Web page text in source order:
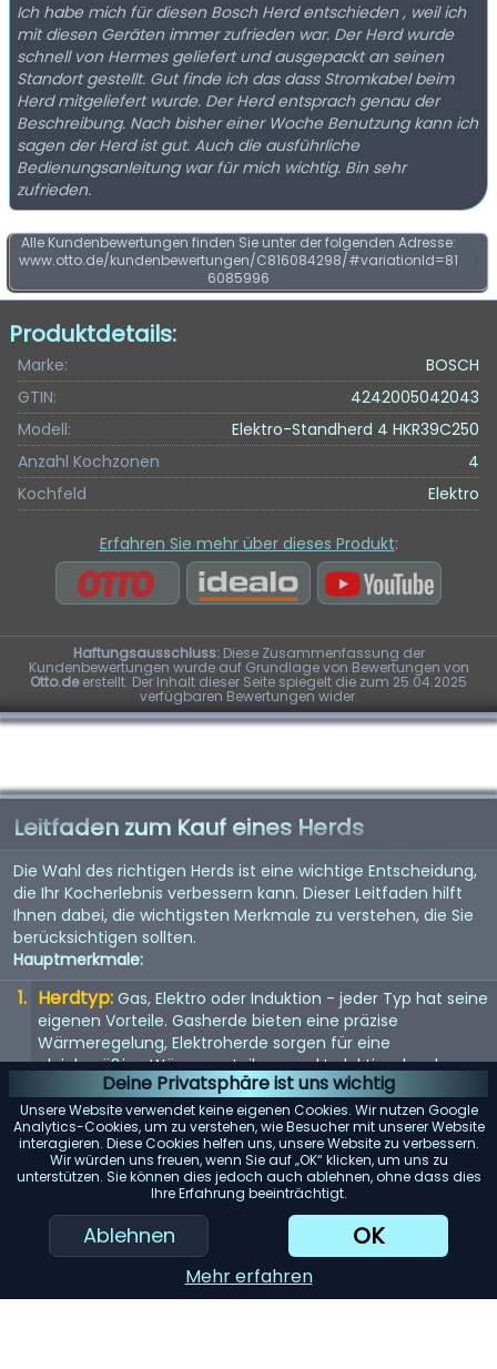
Deine Privatsphäre ist uns wichtig
Unsere Website verwendet keine eigenen Cookies. Wir nutzen Google
Analytics-Cookies, um zu verstehen, wie Besucher mit unserer Website
interagieren. Diese Cookies helfen uns, unsere Website zu verbessern.
Wir würden uns freuen, wenn Sie auf „OK“ klicken, um uns zu
unterstützen. Sie können dies jedoch auch ablehnen, ohne dass dies
Ihre Erfahrung beeinträchtigt.
Ablehnen OK
Mehr erfahren
Ich habe mich für diesen Bosch Herd entschieden , weil ich
mit diesen Geräten immer zufrieden war. Der Herd wurde
schnell von Hermes geliefert und ausgepackt an seinen
Standort gestellt. Gut finde ich das dass Stromkabel beim
Herd mitgeliefert wurde. Der Herd entsprach genau der
Beschreibung. Nach bisher einer Woche Benutzung kann ich
sagen der Herd ist gut. Auch die ausführliche
Bedienungsanleitung war für mich wichtig. Bin sehr
zufrieden.
Alle Kundenbewertungen finden Sie unter der folgenden Adresse:
www.otto.de/kundenbewertungen/C816084298/#variationId=81
6085996
Produktdetails:
Marke:
BOSCH
GTIN:
4242005042043
Modell:
Elektro-Standherd 4 HKR39C250
Anzahl Kochzonen
4
Kochfeld
Elektro
Erfahren Sie mehr über dieses Produkt:
Haftungsausschluss:Diese Zusammenfassung der
Kundenbewertungen wurde auf Grundlage von Bewertungen von
Otto.deerstellt. Der Inhalt dieser Seite spiegelt die zum 25.04.2025
verfügbaren Bewertungen wider.
Leitfaden zum Kauf eines Herds
Die Wahl des richtigen Herds ist eine wichtige Entscheidung,
die Ihr Kocherlebnis verbessern kann. Dieser Leitfaden hilft
Ihnen dabei, die wichtigsten Merkmale zu verstehen, die Sie
berücksichtigen sollten.
Hauptmerkmale:
Herdtyp: Gas, Elektro oder Induktion - jeder Typ hat seine
eigenen Vorteile. Gasherde bieten eine präzise
Wärmeregelung, Elektroherde sorgen für eine
gleichmäßige Wärmeverteilung und Induktionsherde
ermöglichen ein schnelles und effizientes Erhitzen.
Größe: Die Größe des Herds sollte in Ihre Küche passen
und Ihren Kochbedürfnissen entsprechen.
Standardbreiten sind 30 und 36 Zoll, aber es sind auch
größere Modelle erhältlich.
Anzahl der Brenner:
Mehr Brenner bieten mehr
Flexibilität. Berücksichtigen Sie Ihre Kochgewohnheiten -
kochen Sie oft mehrere Gerichte gleichzeitig?
Ofenkapazität: